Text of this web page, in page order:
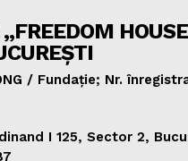
/ Fundație; Nr.
I 125, Sector 2,